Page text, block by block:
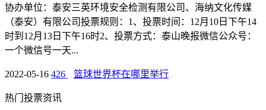
协办单位：泰安三英环境安全检测有限公司、海纳文化传媒
（泰安）有限公司投票规则：1、投票时间：12月10日下午14
时到12月13日下午16时2、投票方式：泰山晚报微信公众号：
一个微信号一天...
2022-05-16 426 篮球世界杯在哪里举行
热门投票资讯